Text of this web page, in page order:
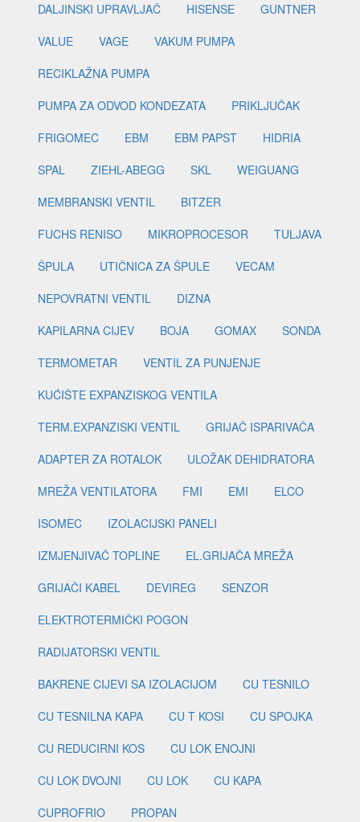
DALJINSKI UPRAVLJAČ HISENSE
GUNTNER
VALUE
VAGE
VAKUM PUMPA
RECIKLAŽNA PUMPA
PUMPA ZA ODVOD KONDEZATA
PRIKLJUČAK
FRIGOMEC
EBM EBM PAPST
HIDRIA
SPAL
ZIEHL-ABEGG SKL
WEIGUANG
MEMBRANSKI VENTIL
BITZER
FUCHS RENISO
MIKROPROCESOR
TULJAVA
ŠPULA
UTIČNICA ZA ŠPULE
VECAM
NEPOVRATNI VENTIL
DIZNA
KAPILARNA CIJEV
BOJA GOMAX
SONDA
TERMOMETAR
VENTIL ZA PUNJENJE
KUĆIŠTE EXPANZISKOG VENTILA
TERM.EXPANZISKI VENTIL
GRIJAČ ISPARIVAČA
ADAPTER ZA ROTALOK
ULOŽAK DEHIDRATORA
MREŽA VENTILATORA
FMI EMI
ELCO
ISOMEC
IZOLACIJSKI PANELI
IZMJENJIVAČ TOPLINE
EL.GRIJAČA MREŽA
GRIJAČI KABEL
DEVIREG
SENZOR
ELEKTROTERMIČKI POGON
RADIJATORSKI VENTIL
BAKRENE CIJEVI SA IZOLACIJOM
CU TESNILO
CU TESNILNA KAPA
CU T KOSI
CU SPOJKA
CU REDUCIRNI KOS
CU LOK ENOJNI
CU LOK DVOJNI
CU LOK
CU KAPA
CUPROFRIO
PROPAN